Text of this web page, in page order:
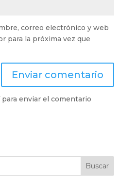
correo electrónico y web
para la próxima vez que
para enviar el comentario